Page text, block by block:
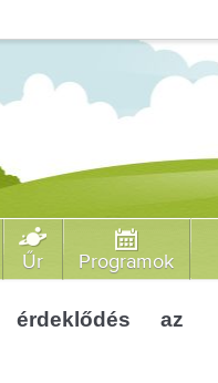
Űr Programok
az